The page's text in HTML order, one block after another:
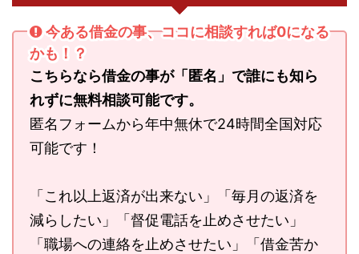
今ある借金の事、ココに相談すれば0になる
かも！？
こちらなら借金の事が「匿名」で誰にも知ら
れずに無料相談可能です。
匿名フォームから年中無休で24時間全国対応
可能です！
「これ以上返済が出来ない」「毎月の返済を
減らしたい」「督促電話を止めさせたい」
「職場への連絡を止めさせたい」「借金苦か